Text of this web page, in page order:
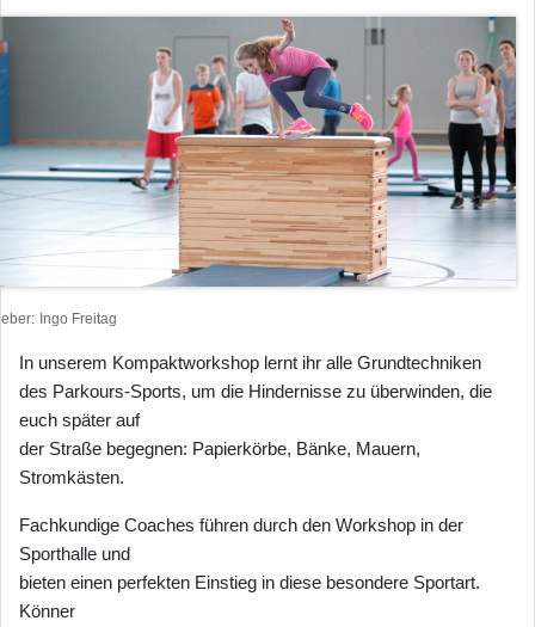
Ingo Freitag
In unserem Kompaktworkshop lernt ihr alle Grundtechniken
des Parkours-Sports, um die Hindernisse zu überwinden, die
euch später auf
der Straße begegnen: Papierkörbe, Bänke, Mauern,
Stromkästen.
Fachkundige Coaches führen durch den Workshop in der
Sporthalle und
bieten einen perfekten Einstieg in diese besondere Sportart.
Könner